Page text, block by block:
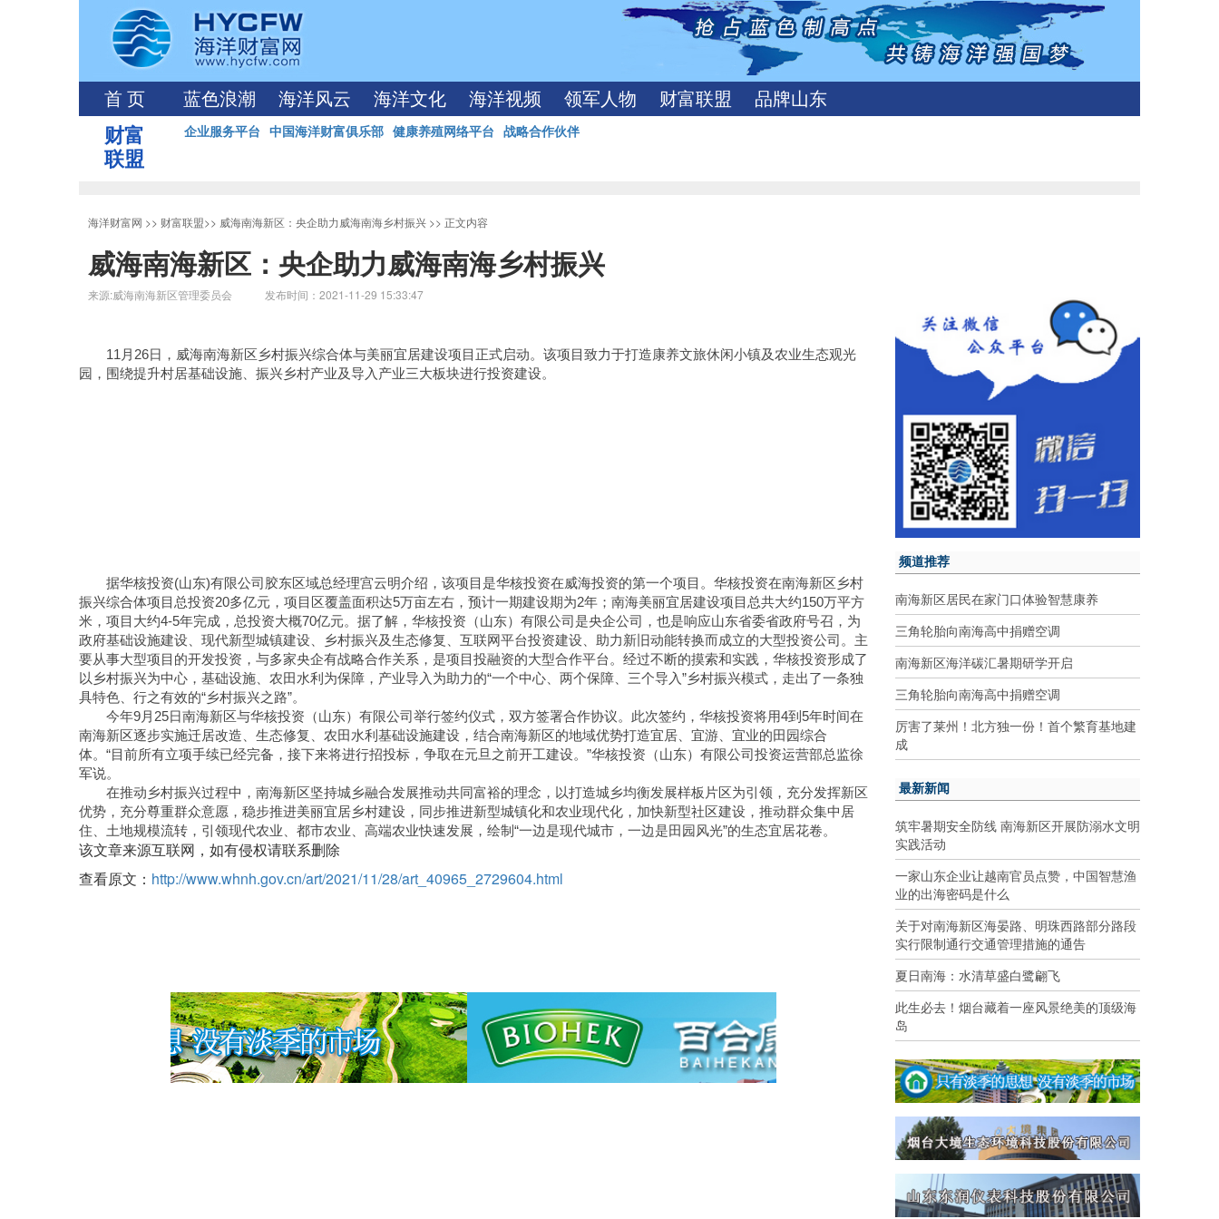
首 页 蓝色浪潮 海洋风云 海洋文化 海洋视频 领军人物 财富联盟 品牌山东
财富
联盟
企业服务平台 中国海洋财富俱乐部 健康养殖网络平台 战略合作伙伴
海洋财富网 >> 财富联盟>> 威海南海新区：央企助力威海南海乡村振兴 >> 正文内容
威海南海新区：央企助力威海南海乡村振兴
来源:威海南海新区管理委员会 发布时间：2021-11-29 15:33:47
11月26日，威海南海新区乡村振兴综合体与美丽宜居建设项目正式启动。该项目致力于打造康养文旅休闲小镇及农业生态观光
园，围绕提升村居基础设施、振兴乡村产业及导入产业三大板块进行投资建设。
据华核投资(山东)有限公司胶东区域总经理宫云明介绍，该项目是华核投资在威海投资的第一个项目。华核投资在南海新区乡村
振兴综合体项目总投资20多亿元，项目区覆盖面积达5万亩左右，预计一期建设期为2年；南海美丽宜居建设项目总共大约150万平方
米，项目大约4-5年完成，总投资大概70亿元。据了解，华核投资（山东）有限公司是央企公司，也是响应山东省委省政府号召，为
政府基础设施建设、现代新型城镇建设、乡村振兴及生态修复、互联网平台投资建设、助力新旧动能转换而成立的大型投资公司。主
要从事大型项目的开发投资，与多家央企有战略合作关系，是项目投融资的大型合作平台。经过不断的摸索和实践，华核投资形成了
以乡村振兴为中心，基础设施、农田水利为保障，产业导入为助力的“一个中心、两个保障、三个导入”乡村振兴模式，走出了一条独
具特色、行之有效的“乡村振兴之路”。
今年9月25日南海新区与华核投资（山东）有限公司举行签约仪式，双方签署合作协议。此次签约，华核投资将用4到5年时间在
南海新区逐步实施迁居改造、生态修复、农田水利基础设施建设，结合南海新区的地域优势打造宜居、宜游、宜业的田园综合
体。“目前所有立项手续已经完备，接下来将进行招投标，争取在元旦之前开工建设。”华核投资（山东）有限公司投资运营部总监徐
军说。
在推动乡村振兴过程中，南海新区坚持城乡融合发展推动共同富裕的理念，以打造城乡均衡发展样板片区为引领，充分发挥新区
优势，充分尊重群众意愿，稳步推进美丽宜居乡村建设，同步推进新型城镇化和农业现代化，加快新型社区建设，推动群众集中居
住、土地规模流转，引领现代农业、都市农业、高端农业快速发展，绘制“一边是现代城市，一边是田园风光”的生态宜居花卷。
该文章来源互联网，如有侵权请联系删除
查看原文： http://www.whnh.gov.cn/art/2021/11/28/art_40965_2729604.html
频道推荐
南海新区居民在家门口体验智慧康养
三角轮胎向南海高中捐赠空调
南海新区海洋碳汇暑期研学开启
三角轮胎向南海高中捐赠空调
厉害了莱州！北方独一份！首个繁育基地建
成
最新新闻
筑牢暑期安全防线 南海新区开展防溺水文明
实践活动
一家山东企业让越南官员点赞，中国智慧渔
业的出海密码是什么
关于对南海新区海晏路、明珠西路部分路段
实行限制通行交通管理措施的通告
夏日南海：水清草盛白鹭翩飞
此生必去！烟台藏着一座风景绝美的顶级海
岛